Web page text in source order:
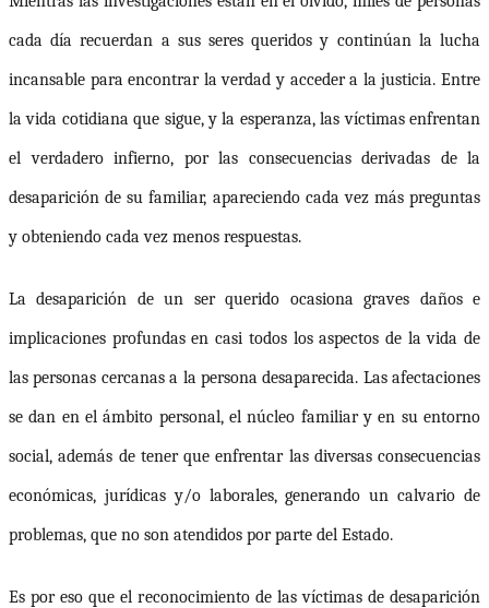
cada día recuerdan a sus seres queridos y continúan la lucha
incansable para encontrar la verdad y acceder a la justicia. Entre
la vida cotidiana que sigue, y la esperanza, las víctimas enfrentan
el verdadero infierno, por las consecuencias derivadas de la
desaparición de su familiar, apareciendo cada vez más preguntas
y obteniendo cada vez menos respuestas.
La desaparición de un ser querido ocasiona graves daños e
implicaciones profundas en casi todos los aspectos de la vida de
las personas cercanas a la persona desaparecida. Las afectaciones
se dan en el ámbito personal, el núcleo familiar y en su entorno
social, además de tener que enfrentar las diversas consecuencias
económicas, jurídicas y/o laborales, generando un calvario de
problemas, que no son atendidos por parte del Estado.
Es por eso que el reconocimiento de las víctimas de desaparición